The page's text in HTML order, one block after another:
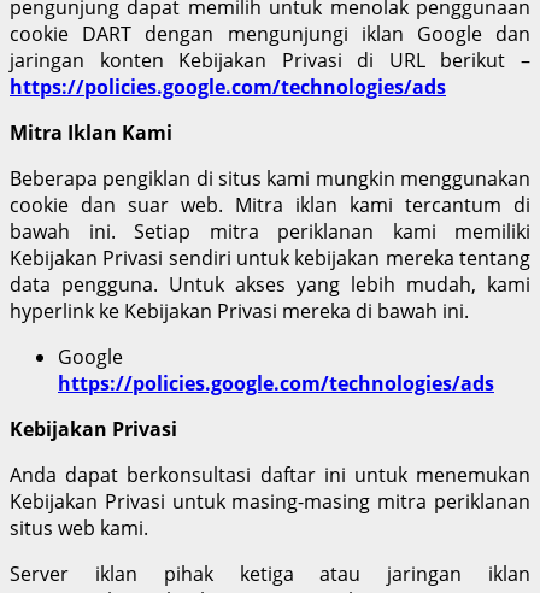
pengunjung dapat memilih untuk menolak penggunaan
cookie DART dengan mengunjungi iklan Google dan
jaringan konten Kebijakan Privasi di URL berikut –
https://policies.google.com/technologies/ads
Mitra Iklan Kami
Beberapa pengiklan di situs kami mungkin menggunakan
cookie dan suar web. Mitra iklan kami tercantum di
bawah ini. Setiap mitra periklanan kami memiliki
Kebijakan Privasi sendiri untuk kebijakan mereka tentang
data pengguna. Untuk akses yang lebih mudah, kami
hyperlink ke Kebijakan Privasi mereka di bawah ini.
Google
https://policies.google.com/technologies/ads
Kebijakan Privasi
Anda dapat berkonsultasi daftar ini untuk menemukan
Kebijakan Privasi untuk masing-masing mitra periklanan
situs web kami.
Server iklan pihak ketiga atau jaringan iklan